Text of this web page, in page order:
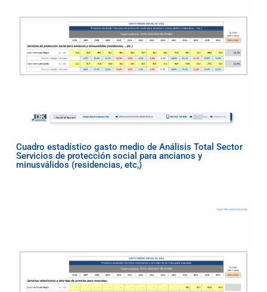
Cuadro estadístico gasto medio de Análisis Total Sector
Servicios de protección social para ancianos y
minusválidos (residencias, etc,)